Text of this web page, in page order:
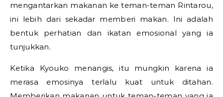
mengantarkan makanan ke teman-teman Rintarou,
ini lebih dari sekadar memberi makan. Ini adalah
bentuk perhatian dan ikatan emosional yang ia
tunjukkan.
Ketika Kyouko menangis, itu mungkin karena ia
merasa emosinya terlalu kuat untuk ditahan.